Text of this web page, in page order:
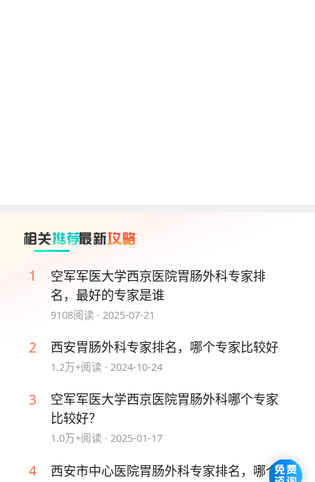
员、陕西省医学会腔镜学组青年委员，兼任《中华胃
食管反流病杂志》编辑委员会委员。主持国家自然科
学基金、陕西省科技厅基金等课题，发表SCI论著10
余篇，副主编及参编专著8部。擅长胃癌及结直肠癌
的外科诊断与治疗，可开展胃癌腹腔镜及达芬奇机器
人规范化微创手术，同时还有腹膜后肿瘤外科治疗、
食管裂孔疝和反流性食管炎外科治疗。
No.3 丰帆 主任医师
丰帆毕业于第四军医大学，为美国Cleveland医学中
心访问学者，斩获中华医学科技奖青年科技奖、中国
抗癌协会科技奖一等奖、陕西省科技进步二等奖，获
评医德医风先进个人、教学先进个人。开展临床新技
1
空军军医大学西京医院胃肠外科专家排
名，最好的专家是谁
9108阅读 · 2025-07-21
2 西安胃肠外科专家排名，哪个专家比较好
1.2万+阅读 · 2024-10-24
3
空军军医大学西京医院胃肠外科哪个专家
比较好？
1.0万+阅读 · 2025-01-17
4
西安市中心医院胃肠外科专家排名，哪个